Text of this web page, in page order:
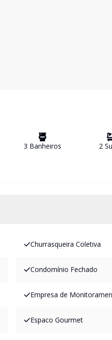
3 Banheiros 2
Churrasqueira Coletiva
Condomínio Fechado
Empresa de
Espaco Gourmet